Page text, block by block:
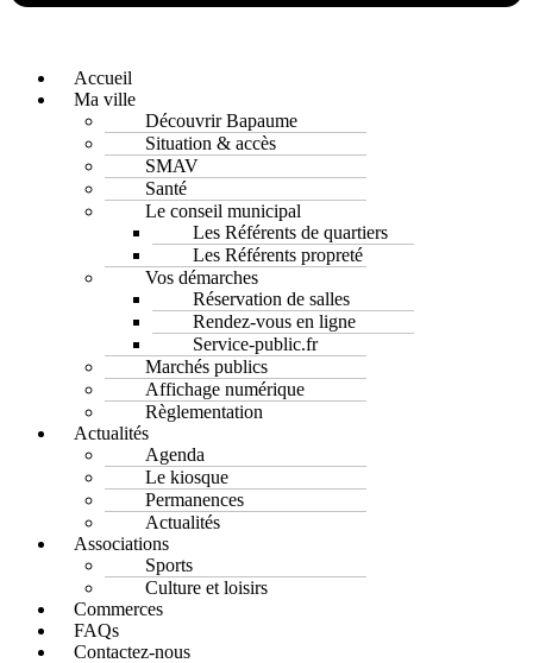
Accueil
Ma ville
Découvrir Bapaume
Situation & accès
SMAV
Santé
Le conseil municipal
Les Référents de quartiers
Les Référents propreté
Vos démarches
Réservation de salles
Rendez-vous en ligne
Service-public.fr
Marchés publics
Affichage numérique
Règlementation
Actualités
Agenda
Le kiosque
Permanences
Actualités
Associations
Sports
Culture et loisirs
Commerces
FAQs
Contactez-nous